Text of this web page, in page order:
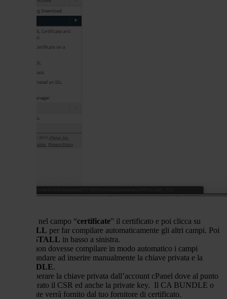
4 - Incolla nel campo “certificate” il certificato e poi clicca su
AUTOFILL per far compilare automaticamente gli altri campi. Poi
INSTALL in basso a sinistra.
Nel caso non dovesse compilare in modo automatico i campi
dovremo andare ad inserire manualmente la chiave privata e la
BUNDLE.
Puoi recuperare la chiave privata dall’account cPanel dove al punto
2 hai generato il CSR ed anche la private key. Il CA BUNDLE o
intermediate verrà fornito dal tuo fornitore di certificato.